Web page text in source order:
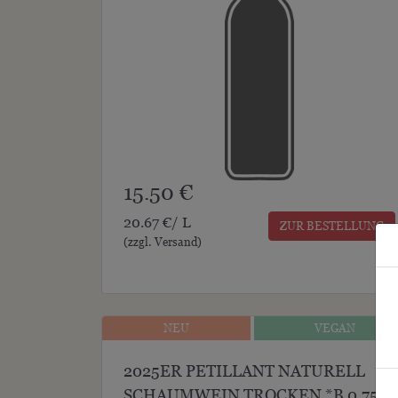
15.50 €
20.67 €/ L
(zzgl. Versand)
ZUR BESTELLUNG
NEUNEU VEGANVEGAN
2025ER PETILLANT NATURELL